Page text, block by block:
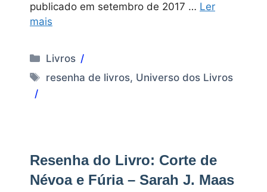
publicado em setembro de 2017 … Ler
mais
Categorias
Livros
Tags
resenha de livros, Universo dos Livros
Resenha do Livro: Corte de
Névoa e Fúria – Sarah J. Maas